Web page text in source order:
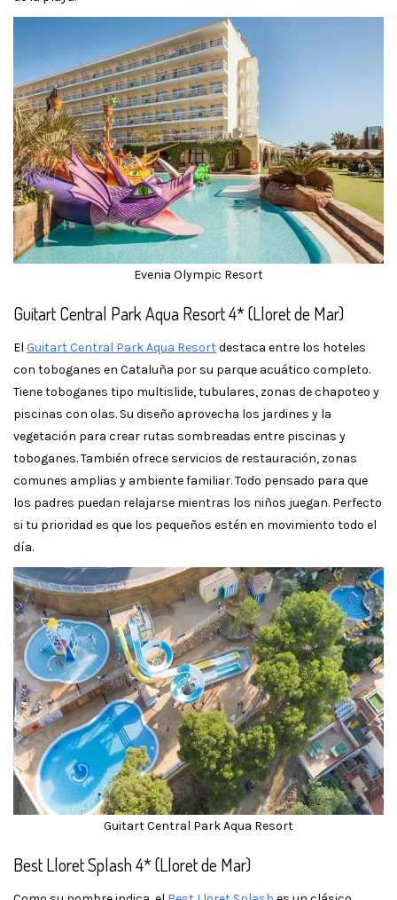
Evenia Olympic Resort
Guitart Central Park Aqua Resort 4* (Lloret de Mar)
El Guitart Central Park Aqua Resortdestaca entre los hoteles
con toboganes en Cataluña por su parque acuático completo.
Tiene toboganes tipo multislide, tubulares, zonas de chapoteo y
piscinas con olas. Su diseño aprovecha los jardines y la
vegetación para crear rutas sombreadas entre piscinas y
toboganes. También ofrece servicios de restauración, zonas
comunes amplias y ambiente familiar. Todo pensado para que
los padres puedan relajarse mientras los niños juegan. Perfecto
si tu prioridad es que los pequeños estén en movimiento todo el
día.
Guitart Central Park Aqua Resort
Best Lloret Splash 4* (Lloret de Mar)